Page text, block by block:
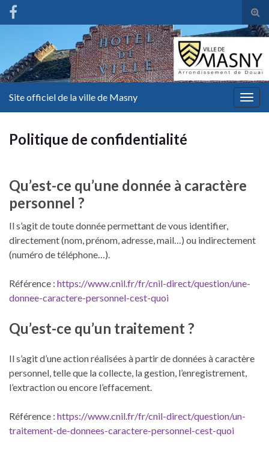
Site officiel de la ville de Masny
Politique de confidentialité
Qu’est-ce qu’une donnée à caractère
personnel ?
Il s’agit de toute donnée permettant de vous identifier,
directement (nom, prénom, adresse, mail…) ou indirectement
(numéro de téléphone…).
Référence : https://www.cnil.fr/fr/cnil-direct/question/une-
donnee-caractere-personnel-cest-quoi
Qu’est-ce qu’un traitement ?
Il s’agit d’une action réalisées à partir de données à caractère
personnel, telle que la collecte, la gestion, l’enregistrement,
l’extraction ou encore l’effacement.
Référence : https://www.cnil.fr/fr/cnil-direct/question/un-
traitement-de-donnees-caractere-personnel-cest-quoi